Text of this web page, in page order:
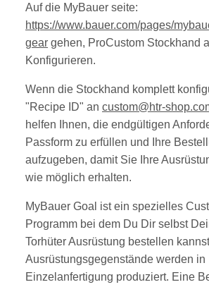
Auf die MyBauer seite:
https://www.bauer.com/pages/
gear gehen, ProCustom Stockhand
Konfigurieren.
Wenn die Stockhand komplett
"Recipe ID" an custom@htr-
helfen Ihnen, die endgültigen
Passform zu erfüllen und Ihre
aufzugeben, damit Sie Ihre
wie möglich erhalten.
MyBauer Goal ist ein spezielles
Programm bei dem Du Dir selbst
Torhüter Ausrüstung bestellen
Ausrüstungsgegenstände werden in
Einzelanfertigung produziert. Eine